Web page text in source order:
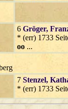
6 Gröger,
* (err) 1733
oo ...
7 Stenzel,
* (err) 1733